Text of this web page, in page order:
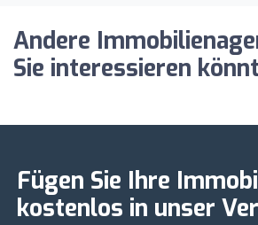
Andere
Sie interessieren
Fügen Sie Ihre
kostenlos in unser